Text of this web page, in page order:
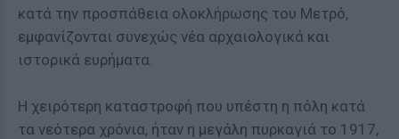
κατά την προσπάθεια ολοκλήρωσης του Μετρό,
εμφανίζονται συνεχώς νέα αρχαιολογικά και
ιστορικά ευρήματα.
Η χειρότερη καταστροφή που υπέστη η πόλη κατά
τα νεότερα χρόνια, ήταν η μεγάλη πυρκαγιά το 1917,